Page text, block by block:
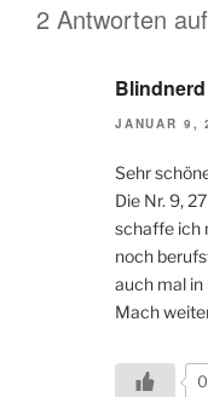
2 Antworten
Blindnerd
JANUAR 9,
Sehr
Die Nr. 9,
schaffe ich
noch
auch mal in
Mach
0